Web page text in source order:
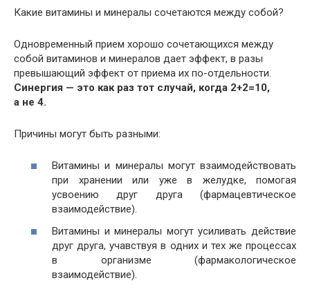
Какие витамины и минералы сочетаются между собой?
Одновременный прием хорошо сочетающихся между
собой витаминов и минералов дает эффект, в разы
превышающий эффект от приема их по-отдельности.
Синергия — это как раз тот случай, когда 2+2=10,
а не 4.
Причины могут быть разными:
Витамины и минералы могут взаимодействовать
при хранении или уже в желудке, помогая
усвоению друг друга (фармацевтическое
взаимодействие).
Витамины и минералы могут усиливать действие
друг друга, учавствуя в одних и тех же процессах
в организме (фармакологическое
взаимодействие).